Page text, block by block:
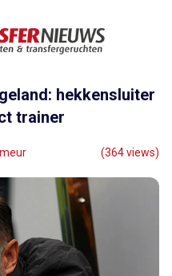
hekkensluiter
trainer
(364 views)